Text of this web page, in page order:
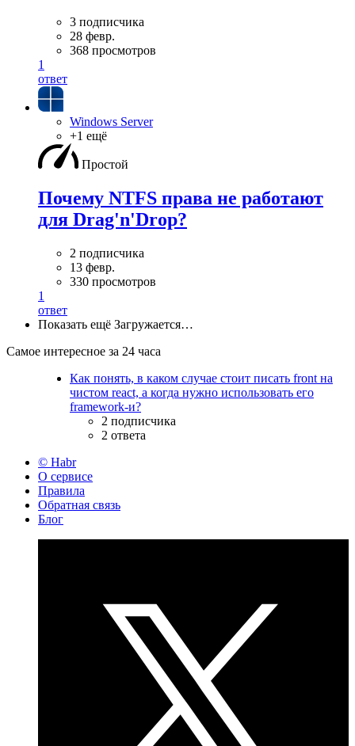
3 подписчика
28 февр.
368 просмотров
1
ответ
Windows Server
+1 ещё
Простой
Почему NTFS права не работают
для Drag'n'Drop?
2 подписчика
13 февр.
330 просмотров
1
ответ
Показать ещё Загружается…
Самое интересное за 24 часа
Как понять, в каком случае стоит писать front на
чистом react, а когда нужно использовать его
framework-и?
2 подписчика
2 ответа
© Habr
О сервисе
Правила
Обратная связь
Блог